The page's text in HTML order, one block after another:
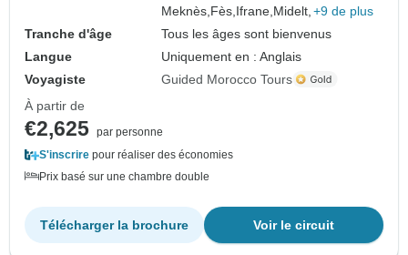
Meknès, Fès, Ifrane, Midelt, +9 de plus
Tranche d'âge
Tous les âges sont bienvenus
Langue
Uniquement en : Anglais
Voyagiste
Guided Morocco Tours
À partir de
€2,625 par personne
S'inscrire pour réaliser des économies
Prix basé sur une chambre double
Voir le circuit
Télécharger la brochure